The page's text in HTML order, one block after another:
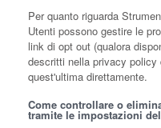
Per quanto riguarda
Utenti possono gestire le
link di opt out (qualora
descritti nella privacy
quest'ultima direttamente.
Come controllare o
tramite le impostazioni